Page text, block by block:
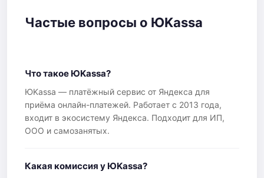
Частые вопросы о ЮKassa
Что такое ЮKassa?
ЮKassa — платёжный сервис от Яндекса для
приёма онлайн-платежей. Работает с 2013 года,
входит в экосистему Яндекса. Подходит для ИП,
ООО и самозанятых.
Какая комиссия у ЮKassa?